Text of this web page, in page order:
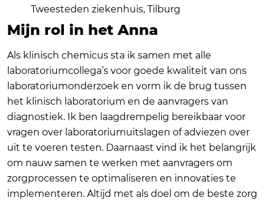
Tweesteden ziekenhuis, Tilburg
Mijn rol in het Anna
Als klinisch chemicus sta ik samen met alle
laboratoriumcollega’s voor goede kwaliteit van ons
laboratoriumonderzoek en vorm ik de brug tussen
het klinisch laboratorium en de aanvragers van
diagnostiek. Ik ben laagdrempelig bereikbaar voor
vragen over laboratoriumuitslagen of adviezen over
uit te voeren testen. Daarnaast vind ik het belangrijk
om nauw samen te werken met aanvragers om
zorgprocessen te optimaliseren en innovaties te
implementeren. Altijd met als doel om de beste zorg